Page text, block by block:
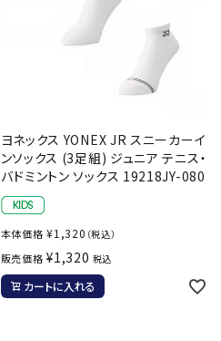
ヨネックス YONEX JR スニーカーイ
ンソックス (3足組) ジュニア テニス・
バドミントン ソックス 19218JY-080
本体価格 ¥1,320 （税込）
販売価格 ¥1,320 税込
カートに入れる